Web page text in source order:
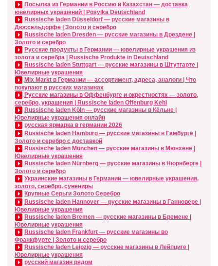
Посылка из Германии в Россию и Казахстан — доставка
ювелирных украшений | Posylka Deutschland
Russische laden Düsseldorf — русские магазины в
Дюссельдорфе | Золото и серебро
Russische laden Dresden — русские магазины в Дрездене |
Золото и серебро
Русские продукты в Германии — ювелирные украшения из
золота и серебра | Russische Produkte in Deutschland
Russische laden Stuttgart — русские магазины в Штутгарте |
Ювелирные украшения
Mix Markt в Германии — ассортимент, адреса, аналоги | Что
покупают в русских магазинах
Русские магазины в Оффенбурге и окрестностях — золото,
серебро, украшения | Russische laden Offenburg Kehl
Russische laden Köln — русские магазины в Кёльне |
Ювелирные украшения онлайн
русская ярмарка в германии 2026
Russische laden Hamburg — русские магазины в Гамбурге |
Золото и серебро с доставкой
Russische laden München — русские магазины в Мюнхене |
Ювелирные украшения
Russische laden Nürnberg — русские магазины в Нюрнберге |
Золото и серебро
Украинские магазины в Германии — ювелирные украшения,
золото, серебро, сувениры
Крупные Серьги Золото Серебро
Russische laden Hannover — русские магазины в Ганновере |
Ювелирные украшения
Russische laden Bremen — русские магазины в Бремене |
Ювелирные украшения
Russische laden Frankfurt — русские магазины во
Франкфурте | Золото и серебро
Russische laden Leipzig — русские магазины в Лейпциге |
Ювелирные украшения
русский магазин рядом